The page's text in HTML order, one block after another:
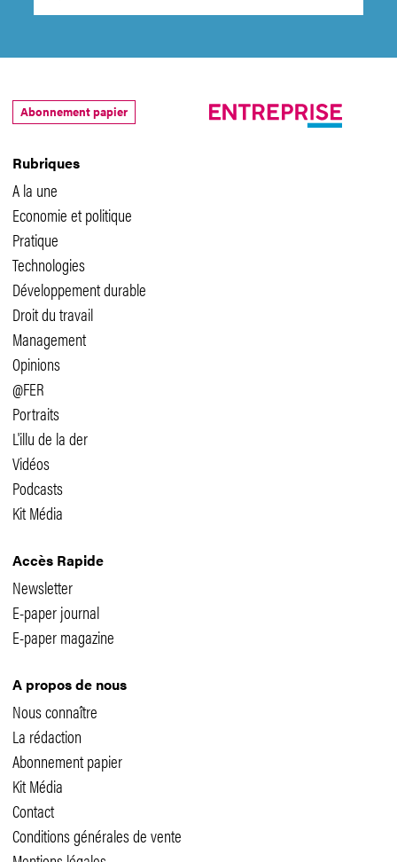
Rubriques
A la une
Economie et politique
Pratique
Technologies
Développement durable
Droit du travail
Management
Opinions
@FER
Portraits
L'illu de la der
Vidéos
Podcasts
Kit Média
Accès Rapide
Newsletter
E-paper journal
E-paper magazine
A propos de nous
Nous connaître
La rédaction
Abonnement papier
Kit Média
Contact
Conditions générales de vente
Abonnement papier